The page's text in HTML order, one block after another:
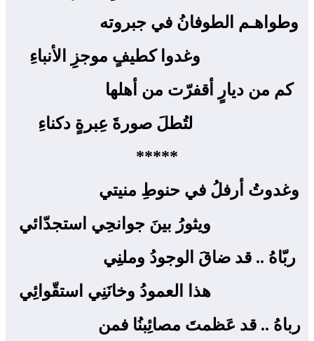
وطواهـم الطوفانُ في جبروته ‍
وغدوا كطيفٍ موجزِِ الأنباءِ
كم من ديارٍ أقفرّت من أهلها ‍
لتُطلَ صورةَ عِبرةٍ دكناءِ
*****
وغدوتُ أرفلُ في حنوطِ منيتي ‍
ويثورُ بينَ جوانحِي استجدّائي
ربّاهُ .. قد ضاقَ الوجودُ وملنِي ‍
هذا العمودُ وخانَنِي استقّوائِي
رباهُ .. قد عَظمتَ مصائِبنُا فمن ‍